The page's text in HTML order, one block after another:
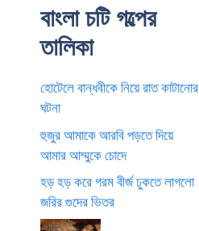
বাংলা চটি গল্পের
তালিকা
হোটেলে বান্ধবীকে নিয়ে রাত কাটানোর
ঘটনা
হুজুর আমাকে আরবি পড়তে দিয়ে
আমার আম্মুকে চোদে
হড় হড় করে গরম বীর্জ ঢুকতে লাগলো
জরির গুদের ভিতর